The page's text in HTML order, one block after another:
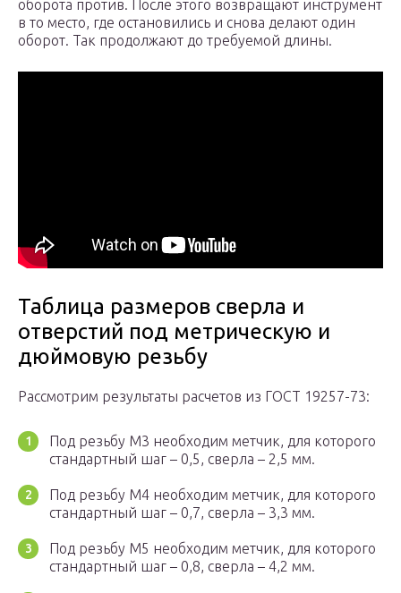
оборота против. После этого возвращают инструмент
в то место, где остановились и снова делают один
оборот. Так продолжают до требуемой длины.
Таблица размеров сверла и
отверстий под метрическую и
дюймовую резьбу
Рассмотрим результаты расчетов из ГОСТ 19257-73:
Под резьбу М3 необходим метчик, для которого
стандартный шаг – 0,5, сверла – 2,5 мм.
Под резьбу М4 необходим метчик, для которого
стандартный шаг – 0,7, сверла – 3,3 мм.
Под резьбу М5 необходим метчик, для которого
стандартный шаг – 0,8, сверла – 4,2 мм.